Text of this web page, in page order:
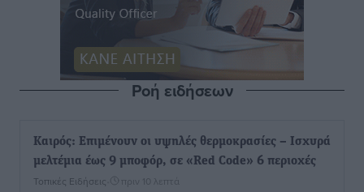
Ροή ειδήσεων
Καιρός: Επιμένουν οι υψηλές θερμοκρασίες – Ισχυρά
μελτέμια έως 9 μποφόρ, σε «Red Code» 6 περιοχές
Τοπικές Ειδήσεις πριν 10 λεπτά